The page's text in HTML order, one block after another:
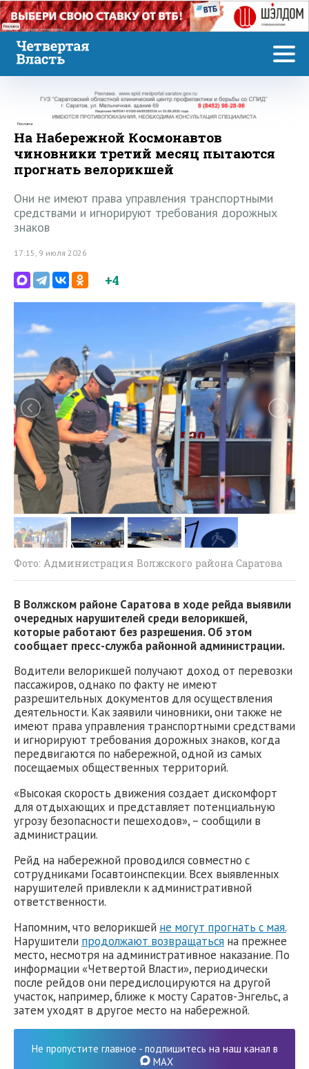
Реклама
Реклама
На Набережной Космонавтов
чиновники третий месяц пытаются
прогнать велорикшей
Они не имеют права управления транспортными
средствами и игнорируют требования дорожных
знаков
17:15, 9 июля 2026
+4
Фото: Администрация Волжского района Саратова
В Волжском районе Саратова в ходе рейда выявили
очередных нарушителей среди велорикшей,
которые работают без разрешения. Об этом
сообщает пресс-служба районной администрации.
Водители велорикшей получают доход от перевозки
пассажиров, однако по факту не имеют
разрешительных документов для осуществления
деятельности. Как заявили чиновники, они также не
имеют права управления транспортными средствами
и игнорируют требования дорожных знаков, когда
передвигаются по набережной, одной из самых
посещаемых общественных территорий.
«Высокая скорость движения создает дискомфорт
для отдыхающих и представляет потенциальную
угрозу безопасности пешеходов», – сообщили в
администрации.
Рейд на набережной проводился совместно с
сотрудниками Госавтоинспекции. Всех выявленных
нарушителей привлекли к административной
ответственности.
Напомним, что велорикшей не могут прогнать с мая.
Нарушители продолжают возвращаться на прежнее
место, несмотря на административное наказание. По
информации «Четвертой Власти», периодически
после рейдов они передислоцируются на другой
участок, например, ближе к мосту Саратов-Энгельс, а
затем уходят в другое место на набережной.
Не пропустите главное - подпишитесь на наш канал в
MAX